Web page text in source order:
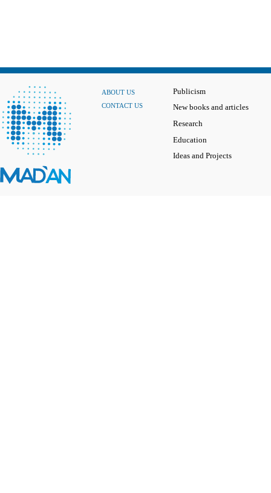
ABOUT US
CONTACT US
Publicism
New books and articles
Research
Education
Ideas and Projects